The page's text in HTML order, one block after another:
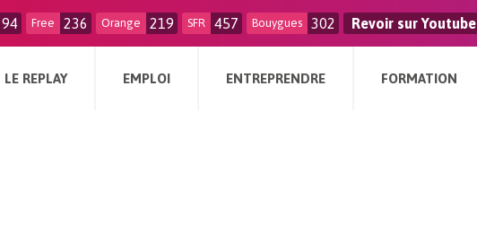
94 Free 236 Orange 219 SFR 457 Bouygues 302 Revoir sur Youtube
LE REPLAY EMPLOI ENTREPRENDRE FORMATION